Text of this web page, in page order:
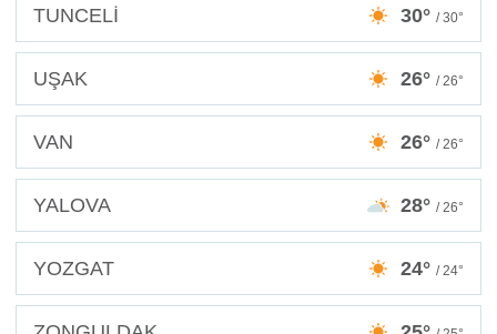
TUNCELİ 30° / 30°
UŞAK 26° / 26°
VAN 26° / 26°
YALOVA 28° / 26°
YOZGAT 24° / 24°